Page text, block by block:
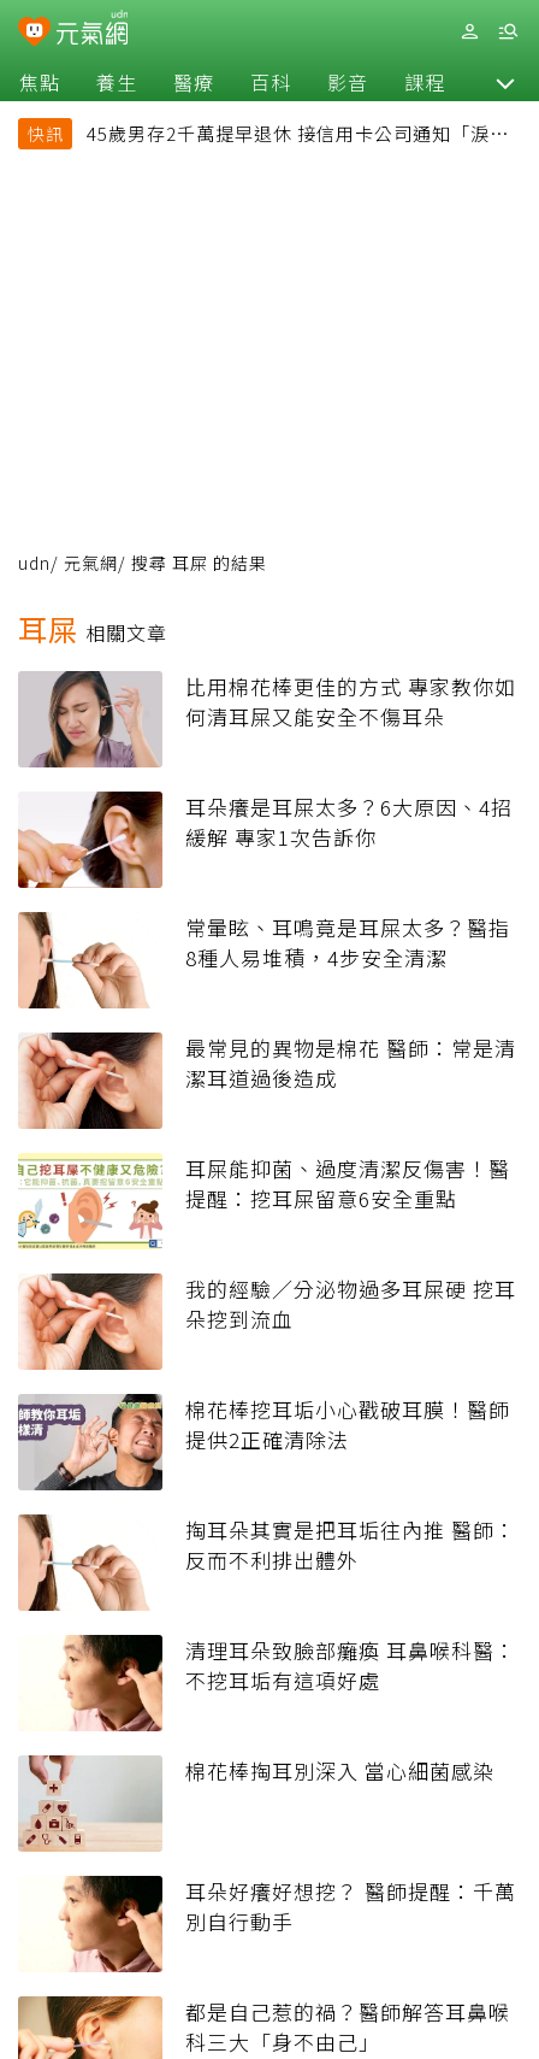
焦點 養生 醫療 百科 影音 課程 退休
快訊
45歲男存2千萬提早退休 接信用卡公司通知「淚回
udn/ 元氣網/ 搜尋 耳屎 的結果
耳屎 相關文章
比用棉花棒更佳的方式 專家教你如
何清耳屎又能安全不傷耳朵
耳朵癢是耳屎太多？6大原因、4招
緩解 專家1次告訴你
常暈眩、耳鳴竟是耳屎太多？醫指
8種人易堆積，4步安全清潔
最常見的異物是棉花 醫師：常是清
潔耳道過後造成
耳屎能抑菌、過度清潔反傷害！醫
提醒：挖耳屎留意6安全重點
我的經驗／分泌物過多耳屎硬 挖耳
朵挖到流血
棉花棒挖耳垢小心戳破耳膜！醫師
提供2正確清除法
掏耳朵其實是把耳垢往內推 醫師：
反而不利排出體外
清理耳朵致臉部癱瘓 耳鼻喉科醫：
不挖耳垢有這項好處
棉花棒掏耳別深入 當心細菌感染
耳朵好癢好想挖？ 醫師提醒：千萬
別自行動手
都是自己惹的禍？醫師解答耳鼻喉
科三大「身不由己」